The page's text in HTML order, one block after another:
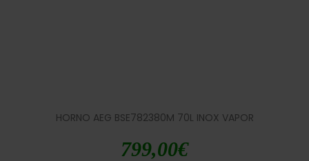
HORNO AEG BSE782380M 70L INOX VAPOR
799,00€